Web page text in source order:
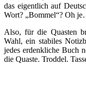
das eigentlich auf
Wort? „Bommel“? Oh
Also, für die Quasten
Wahl, ein stabiles
jedes erdenkliche Buch
die Quaste. Troddel.